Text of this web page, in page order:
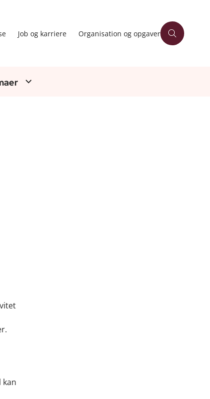
Job og karriere Organisation og opgaver
kan